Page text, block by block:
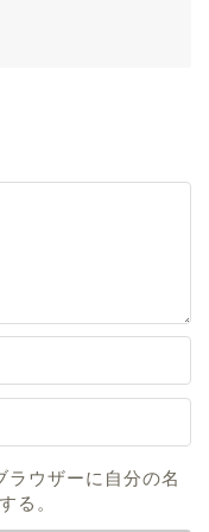
ラウザーに自分の名
る。